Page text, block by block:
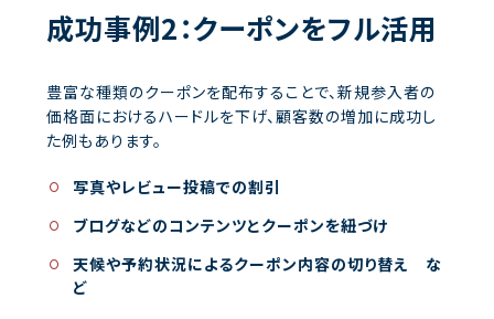
成功事例2：クーポンをフル活用
豊富な種類のクーポンを配布することで、新規参入者の
価格面におけるハードルを下げ、顧客数の増加に成功し
た例もあります。
写真やレビュー投稿での割引
ブログなどのコンテンツとクーポンを紐づけ
天候や予約状況によるクーポン内容の切り替え な
ど